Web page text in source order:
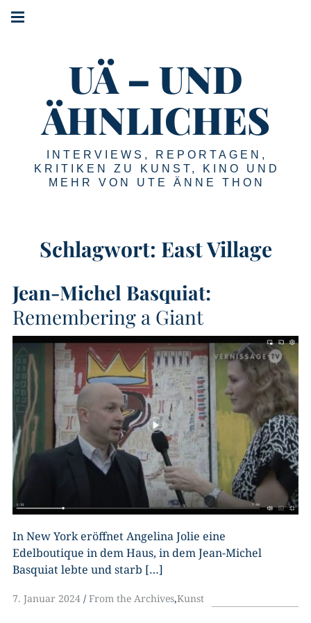
Springe
zum
UÄ – UND
ÄHNLICHES
INTERVIEWS, REPORTAGEN,
KRITIKEN ZU KUNST, KINO UND
MEHR VON UTE ÄNNE THON
Schlagwort: East Village
Jean-Michel Basquiat:
Remembering a Giant
In New York eröffnet Angelina Jolie eine
Edelboutique in dem Haus, in dem Jean-Michel
Basquiat lebte und starb […]
7. Januar 2024 From the Archives,Kunst